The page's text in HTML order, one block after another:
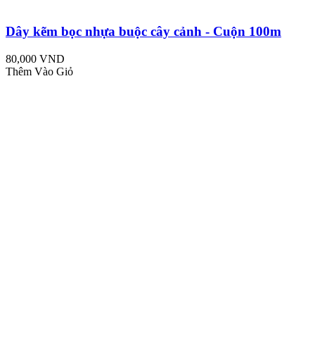
Dây kẽm bọc nhựa buộc cây cảnh - Cuộn 100m
80,000 VND
Thêm Vào Giỏ